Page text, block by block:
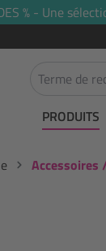
% - Une
PRODUITS
Accessoires